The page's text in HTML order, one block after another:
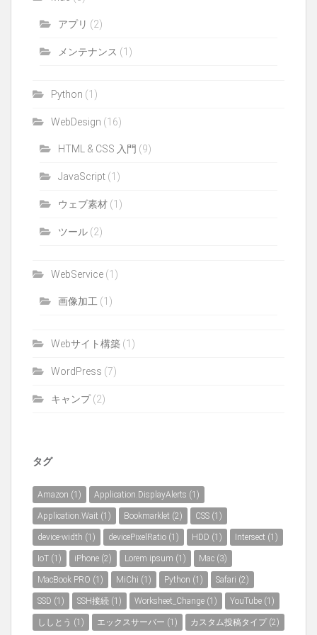
アプリ (2)
メンテナンス (1)
Python (1)
WebDesign (16)
HTML & CSS 入門 (9)
JavaScript (1)
ウェブ素材 (1)
ツール (2)
WebService (1)
画像加工 (1)
Webサイト構築 (1)
WordPress (7)
キャンプ(2)
タグ
Amazon (1) Application.DisplayAlerts (1)
Application.Wait (1) Bookmarklet (2) CSS (1)
device-width (1) devicePixelRatio (1) HDD (1) Intersect (1)
IoT (1) iPhone (2) Lorem ipsum (1) Mac (3)
MacBook PRO (1) MiChi (1) Python (1) Safari (2)
SSD (1) SSH接続 (1) Worksheet_Change (1) YouTube (1)
ししとう (1) エックスサーバー (1) カスタム投稿タイプ (2)